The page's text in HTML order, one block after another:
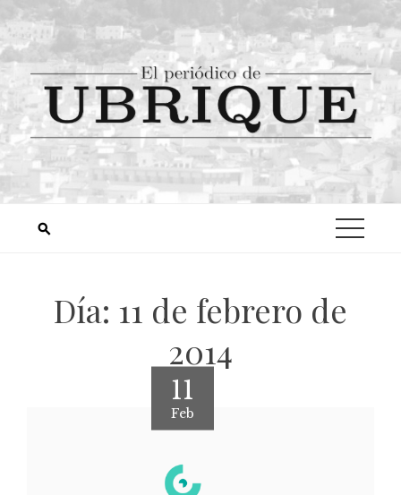
Día: 11 de febrero de
2014
11
Feb